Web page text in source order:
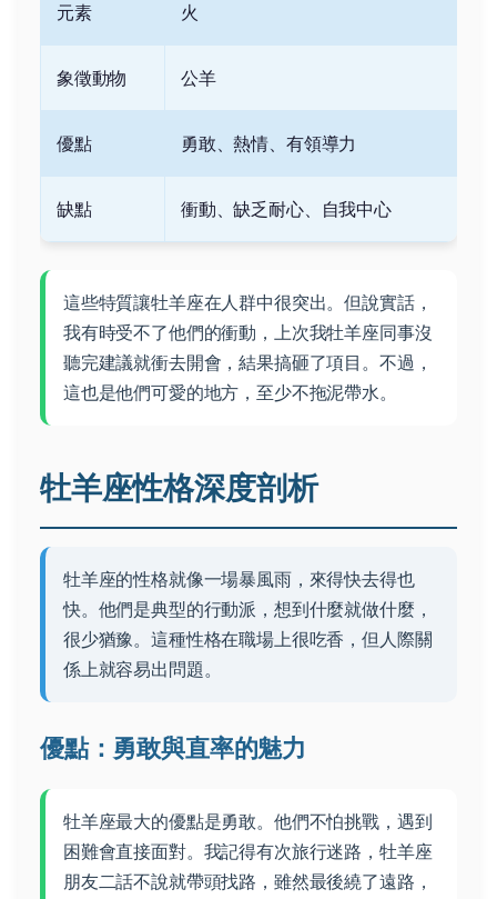
元素 火
象徵動物 公羊
優點 勇敢、熱情、有領導力
缺點 衝動、缺乏耐心、自我中心
這些特質讓牡羊座在人群中很突出。但說實話，
我有時受不了他們的衝動，上次我牡羊座同事沒
聽完建議就衝去開會，結果搞砸了項目。不過，
這也是他們可愛的地方，至少不拖泥帶水。
牡羊座性格深度剖析
牡羊座的性格就像一場暴風雨，來得快去得也
快。他們是典型的行動派，想到什麼就做什麼，
很少猶豫。這種性格在職場上很吃香，但人際關
係上就容易出問題。
優點：勇敢與直率的魅力
牡羊座最大的優點是勇敢。他們不怕挑戰，遇到
困難會直接面對。我記得有次旅行迷路，牡羊座
朋友二話不說就帶頭找路，雖然最後繞了遠路，